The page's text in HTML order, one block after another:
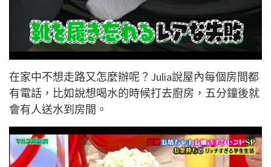
在家中不想走路又怎麼辦呢？Julia說屋內每個房間都
有電話，比如說想喝水的時候打去廚房，五分鐘後就
會有人送水到房間。